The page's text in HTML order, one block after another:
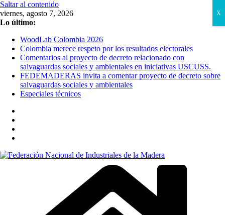
Saltar al contenido
viernes, agosto 7, 2026
Lo último:
WoodLab Colombia 2026
Colombia merece respeto por los resultados electorales
Comentarios al proyecto de decreto relacionado con
salvaguardas sociales y ambientales en iniciativas USCUSS.
FEDEMADERAS invita a comentar proyecto de decreto sobre
salvaguardas sociales y ambientales
Especiales técnicos
X